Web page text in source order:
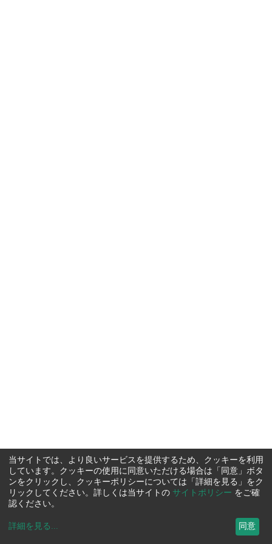
当サイトでは、より良いサービスを提供するため、クッキーを利用
しています。クッキーの使用に同意いただける場合は「同意」ボタ
ンをクリックし、クッキーポリシーについては「詳細を見る」をク
リックしてください。詳しくは当サイトの サイトポリシー をご確
認ください。
詳細を見る ... 同意